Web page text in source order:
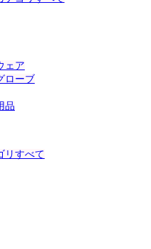
ェア
ローブ
品
リすべて